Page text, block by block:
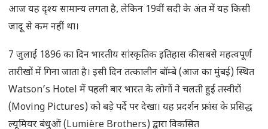
आज यह दृश्य सामान्य लगता है, लेकिन 19वीं सदी के अंत में यह किसी
जादू से कम नहीं था।
7 जुलाई 1896 का दिन भारतीय सांस्कृतिक इतिहास की सबसे महत्वपूर्ण
तारीखों में गिना जाता है। इसी दिन तत्कालीन बॉम्बे (आज का मुंबई) स्थित
Watson’s Hotel में पहली बार भारत के लोगों ने चलती हुई तस्वीरों
(Moving Pictures) को बड़े पर्दे पर देखा। यह प्रदर्शन फ्रांस के प्रसिद्ध
ल्यूमियर बंधुओं (Lumière Brothers) द्वारा विकसित